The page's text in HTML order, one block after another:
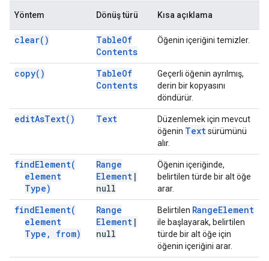
Yöntem Dönüş türü Kısa açıklama
clear( ) TableOf
Contents
Öğenin içeriğini temizler.
copy( ) TableOf
Contents
Geçerli öğenin ayrılmış,
derin bir kopyasını
döndürür.
editAsText( ) Text
Düzenlemek için mevcut
öğenin Textsürümünü
alır.
findElement(
element
Type)
Range
Element |
null
Öğenin içeriğinde,
belirtilen türde bir alt öğe
arar.
findElement(
element
Type , from)
Range
Element |
null
Belirtilen RangeElement
ile başlayarak, belirtilen
türde bir alt öğe için
öğenin içeriğini arar.